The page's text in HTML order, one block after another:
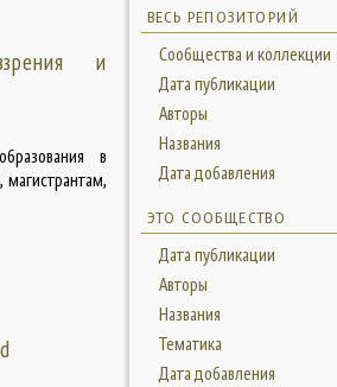
и
в
ВЕСЬ РЕПОЗИТОРИЙ
Сообщества и коллекции
Дата публикации
Авторы
Названия
Дата добавления
ЭТО СООБЩЕСТВО
Дата публикации
Авторы
Названия
Тематика
Дата добавления